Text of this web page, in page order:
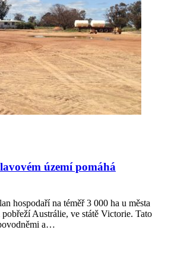
území pomáhá
hospodaří na téměř 3 000 ha u města
Austrálie, ve státě Victorie. Tato
a…